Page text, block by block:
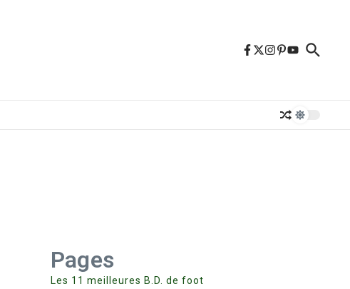
Pages
Les 11 meilleures B.D. de foot